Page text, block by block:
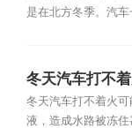
是在北方冬季。汽
冬天汽车打不
冬天汽车打不着火
液，造成水路被冻住